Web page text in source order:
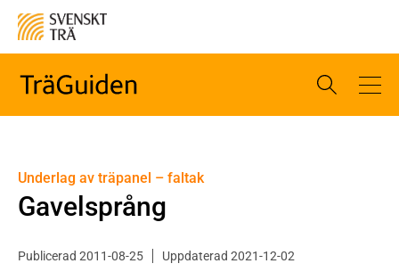
Underlag av träpanel – faltak
Gavelsprång
Publicerad 2011-08-25 Uppdaterad 2021-12-02